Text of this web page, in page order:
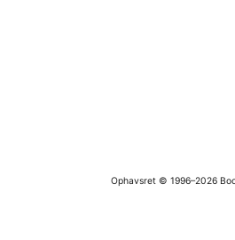
Ophavsret © 1996–2026